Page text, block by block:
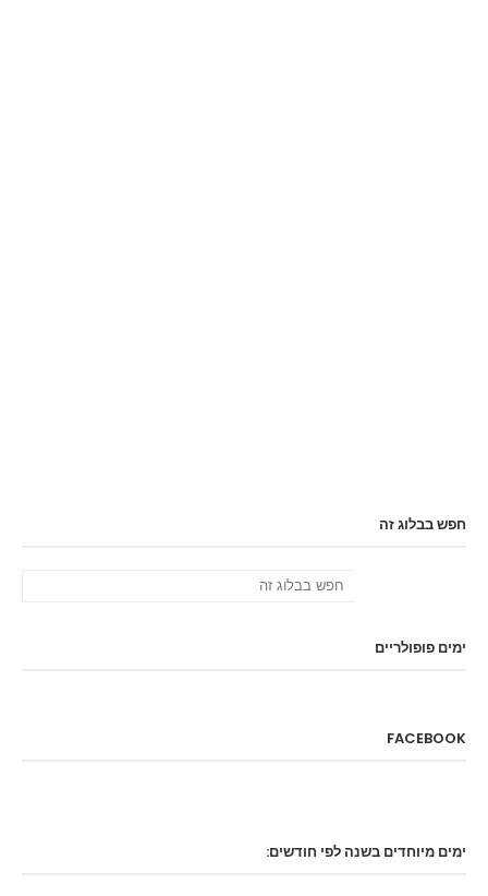
חפש בבלוג זה
ימים פופולריים
FACEBOOK
ימים מיוחדים בשנה לפי חודשים: